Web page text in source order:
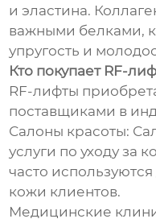
и эластина.
важными белками,
упругость и
Кто покупает RF-
RF-лифты
поставщиками в
Салоны красоты:
услуги по уходу за
часто
кожи клиентов.
Медицинские